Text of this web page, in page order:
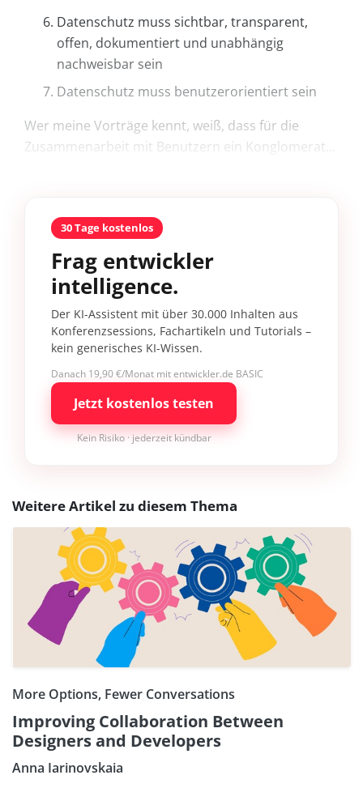
Datenschutz muss sichtbar, transparent,
offen, dokumentiert und unabhängig
nachweisbar sein
Datenschutz muss benutzerorientiert sein
Wer meine Vorträge kennt, weiß, dass für die
Zusammenarbeit mit Benutzern ein Konglomerat...
30 Tage kostenlos
Frag entwickler
intelligence.
Der KI-Assistent mit über 30.000 Inhalten aus
Konferenzsessions, Fachartikeln und Tutorials –
kein generisches KI-Wissen.
Danach 19,90 €/Monat mit entwickler.de BASIC
Jetzt kostenlos testen
Kein Risiko · jederzeit kündbar
Weitere Artikel zu diesem Thema
More Options, Fewer Conversations
Improving Collaboration Between
Designers and Developers
Anna Iarinovskaia